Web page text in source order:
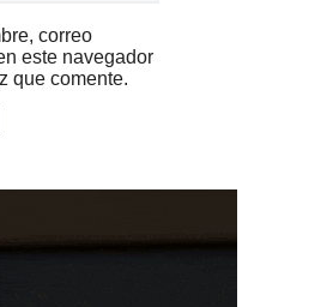
correo
este navegador
que comente.